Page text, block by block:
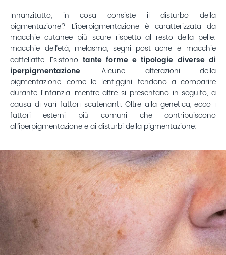
Innanzitutto, in cosa consiste il disturbo della
pigmentazione? L’iperpigmentazione è caratterizzata da
macchie cutanee più scure rispetto al resto della pelle:
macchie dell’età, melasma, segni post-acne e macchie
caffellatte. Esistono tante forme e tipologie diverse di
iperpigmentazione. Alcune alterazioni della
pigmentazione, come le lentiggini, tendono a comparire
durante l’infanzia, mentre altre si presentano in seguito, a
causa di vari fattori scatenanti. Oltre alla genetica, ecco i
fattori esterni più comuni che contribuiscono
all’iperpigmentazione e ai disturbi della pigmentazione: